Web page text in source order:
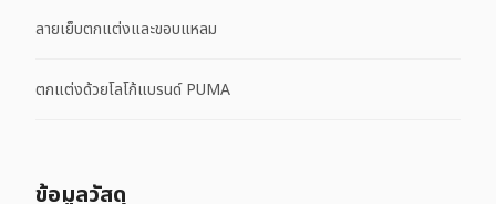
ลายเย็บตกแต่งและขอบแหลม
ตกแต่งด้วยโลโก้แบรนด์ PUMA
ข้อมูลวัสดุ